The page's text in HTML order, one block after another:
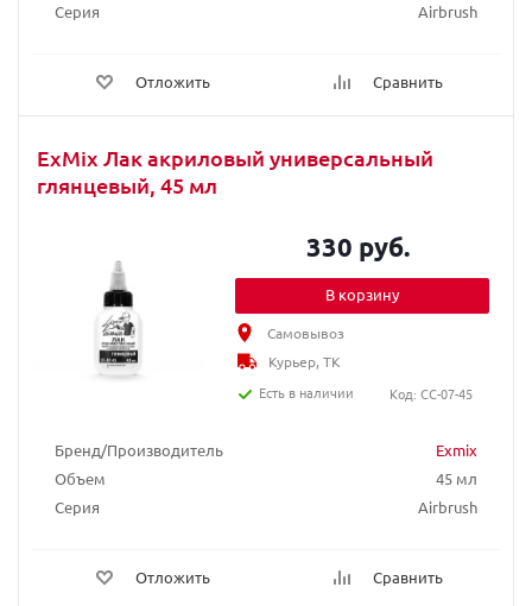
Серия
Airbrush
Отложить Сравнить
ExMix Лак акриловый универсальный
глянцевый, 45 мл
Бренд/Производитель
Exmix
Объем
45 мл
Серия
Airbrush
Отложить Сравнить
330 руб.
В корзину
Самовывоз
Курьер, ТК
Есть в наличии
Код: CC-07-45